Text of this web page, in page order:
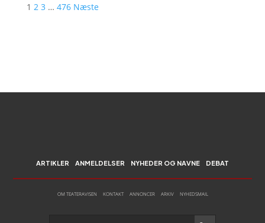
1 2 3 … 476 Næste
ARTIKLER ANMELDELSER NYHEDER OG NAVNE DEBAT
OM TEATERAVISEN KONTAKT ANNONCER ARKIV NYHEDSMAIL